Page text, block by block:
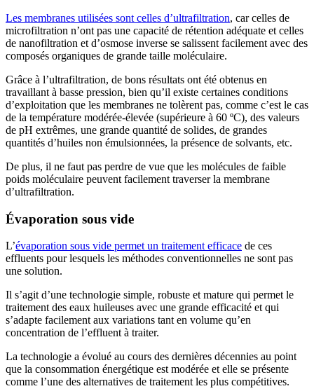
Les membranes utilisées sont celles d’ultrafiltration, car celles de
microfiltration n’ont pas une capacité de rétention adéquate et celles
de nanofiltration et d’osmose inverse se salissent facilement avec des
composés organiques de grande taille moléculaire.
Grâce à l’ultrafiltration, de bons résultats ont été obtenus en
travaillant à basse pression, bien qu’il existe certaines conditions
d’exploitation que les membranes ne tolèrent pas, comme c’est le cas
de la température modérée-élevée (supérieure à 60 ºC), des valeurs
de pH extrêmes, une grande quantité de solides, de grandes
quantités d’huiles non émulsionnées, la présence de solvants, etc.
De plus, il ne faut pas perdre de vue que les molécules de faible
poids moléculaire peuvent facilement traverser la membrane
d’ultrafiltration.
Évaporation sous vide
L’évaporation sous vide permet un traitement efficace de ces
effluents pour lesquels les méthodes conventionnelles ne sont pas
une solution.
Il s’agit d’une technologie simple, robuste et mature qui permet le
traitement des eaux huileuses avec une grande efficacité et qui
s’adapte facilement aux variations tant en volume qu’en
concentration de l’effluent à traiter.
La technologie a évolué au cours des dernières décennies au point
que la consommation énergétique est modérée et elle se présente
comme l’une des alternatives de traitement les plus compétitives.